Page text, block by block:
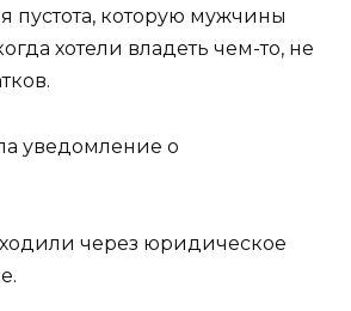
пустота, которую мужчины
хотели владеть чем-то, не
уведомление о
через юридическое